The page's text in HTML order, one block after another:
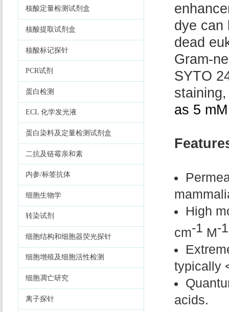
核酸定量检测试剂盒
核酸提取试剂盒
核酸标记探针
PCR试剂
蛋白检测
ECL 化学发光液
蛋白染料及定量检测试剂盒
二抗及链霉亲和素
内参/标签抗体
细胞生物学
转染试剂
细胞结构和细胞器荧光探针
细胞增殖及细胞活性检测
细胞凋亡研究
离子探针
dye can
dead
Gram-
SYTO
as 5
High
cm-1 M-1
typically
acids.